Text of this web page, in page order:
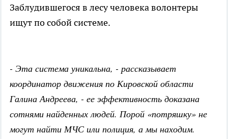
Заблудившегося в лесу человека волонтеры
ищут по собой системе.
- Эта система уникальна, - рассказывает
координатор движения по Кировской области
Галина Андреева, - ее эффективность доказана
сотнями найденных людей. Порой «потряшку» не
могут найти МЧС или полиция, а мы находим.